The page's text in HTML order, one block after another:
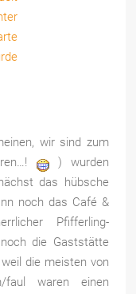
wir sind zum
) wurden
das hübsche
noch das Café &
Pfifferling-
die Gaststätte
weil die meisten von
faul waren einen